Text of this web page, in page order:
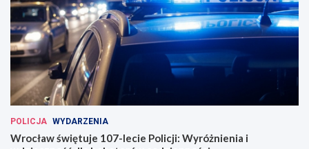
POLICJA WYDARZENIA
Wrocław świętuje 107-lecie Policji: Wyróżnienia i